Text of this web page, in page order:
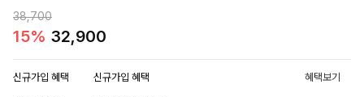
38,700
15% 32,900
신규가입 혜택 신규가입 혜택 혜택보기